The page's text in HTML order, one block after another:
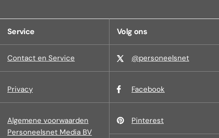
Service
Contact en Service
Privacy
Algemene voorwaarden
Personeelsnet Media BV
Volg ons
@personeelsnet
Facebook
Pinterest